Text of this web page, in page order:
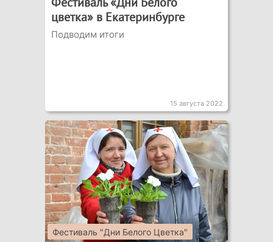
Фестиваль «Дни Белого
цветка» в Екатеринбурге
Подводим итоги
15 августа 2022
Фестиваль "Дни Белого Цветка"